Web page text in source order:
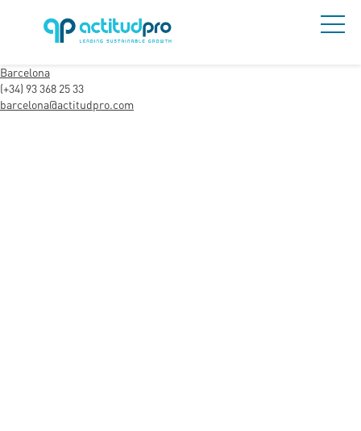
Barcelona
(+34) 93 368 25 33
barcelona@actitudpro.com